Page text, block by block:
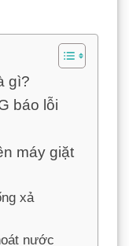
gì?
báo lỗi
máy giặt
xả
nước